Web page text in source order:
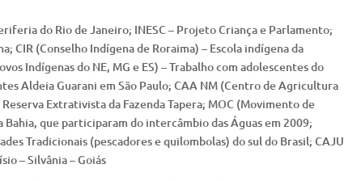
do Rio de Janeiro; INESC – Projeto Criança e Parlamento;
CIR (Conselho Indígena de Roraima) – Escola indígena da
Indígenas do NE, MG e ES) – Trabalho com adolescentes do
Aldeia Guarani em São Paulo; CAA NM (Centro de Agricultura
Extrativista da Fazenda Tapera; MOC (Movimento de
que participaram do intercâmbio das Águas em 2009;
Tradicionais (pescadores e quilombolas) do sul do Brasil; CAJU
– Silvânia – Goiás